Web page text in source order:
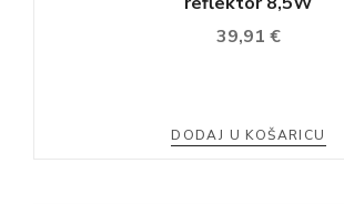
39,91 €
DODAJ U KOŠARICU